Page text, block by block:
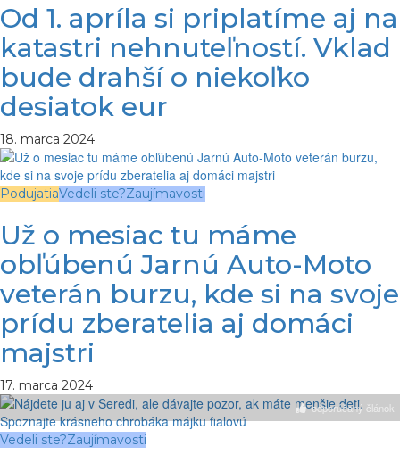
Od 1. apríla si priplatíme aj na
katastri nehnuteľností. Vklad
bude drahší o niekoľko
desiatok eur
18. marca 2024
PodujatiaVedeli ste?Zaujímavosti
Už o mesiac tu máme
obľúbenú Jarnú Auto-Moto
veterán burzu, kde si na svoje
prídu zberatelia aj domáci
majstri
17. marca 2024
odporúčaný článok
Vedeli ste?Zaujímavosti